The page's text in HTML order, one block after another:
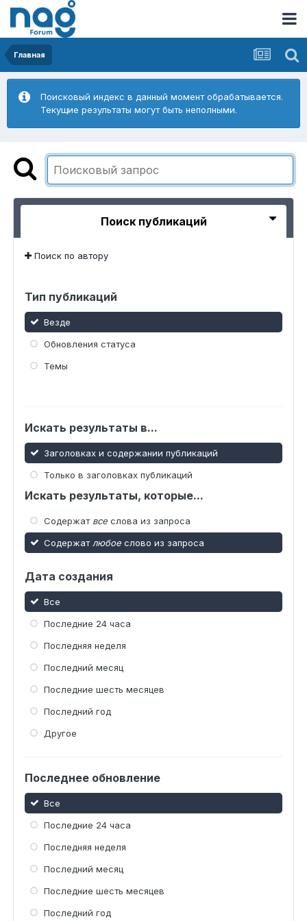
Главная
Поисковый индекс в данный момент обрабатывается.
Текущие результаты могут быть неполными.
Поиск публикаций
Поиск по автору
Тип публикаций
Везде
Обновления статуса
Темы
Искать результаты в...
Заголовках и содержании публикаций
Только в заголовках публикаций
Искать результаты, которые...
Содержат все слова из запроса
Содержат любое слово из запроса
Дата создания
Все
Последние 24 часа
Последняя неделя
Последний месяц
Последние шесть месяцев
Последний год
Другое
Последнее обновление
Все
Последние 24 часа
Последняя неделя
Последний месяц
Последние шесть месяцев
Последний год